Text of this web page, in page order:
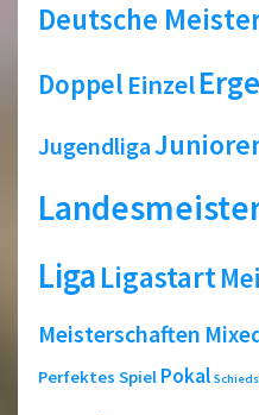
Deutsche
Doppel Einzel
Jugendliga
LigaLigastart
Meisterschaften
Perfektes Spiel Pokal